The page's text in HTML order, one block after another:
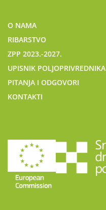
O NAMA
RIBARSTVO
ZPP 2023.-2027.
UPISNIK POLJOPRIVREDNIKA
PITANJA I ODGOVORI
KONTAKTI